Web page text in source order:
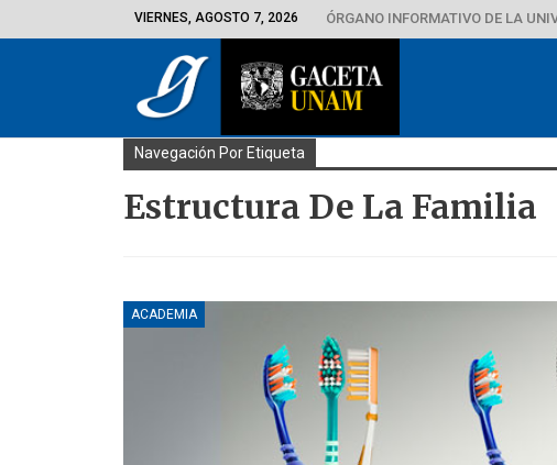
VIERNES, AGOSTO 7, 2026 ÓRGANO INFORMATIVO DE LA
Navegación Por Etiqueta
Estructura De La Familia
ACADEMIA